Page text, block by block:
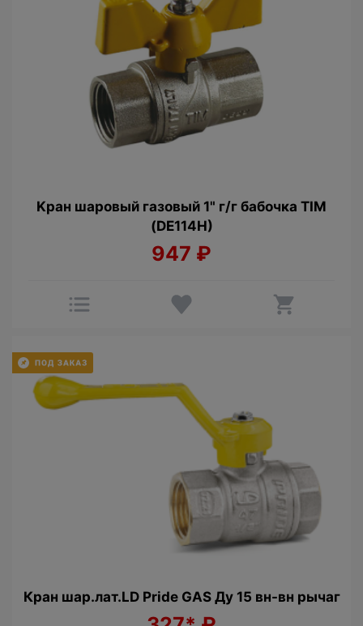
Kран шаровый гaзовый 1" г/г бабочка TIM
(DE114H)
947 ₽
Кран шар.лат.LD Pride GAS Ду 15 вн-вн рычаг